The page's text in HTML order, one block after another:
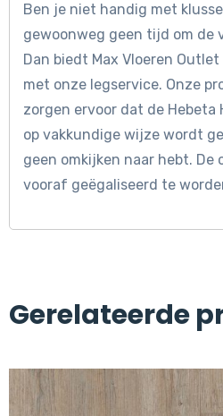
Ben je niet handig met
gewoonweg geen tijd om de
Dan biedt Max Vloeren
met onze legservice. Onze
zorgen ervoor dat de Hebeta
op vakkundige wijze wordt
geen omkijken naar hebt. De
vooraf geëgaliseerd te
Gerelateerde